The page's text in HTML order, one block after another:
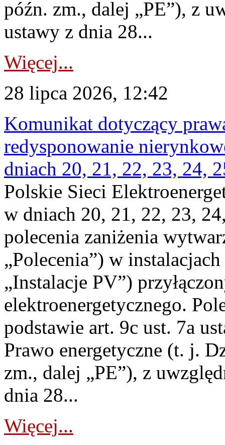
późn. zm., dalej „PE”), z
ustawy z dnia 28...
Więcej...
28 lipca 2026, 12:42
Komunikat dotyczący
redysponowanie
dniach 20, 21, 22, 23, 24,
Polskie Sieci
w dniach 20, 21, 22, 23,
polecenia zaniżenia
„Polecenia”) w
„Instalacje PV”)
elektroenergetycznego.
podstawie art. 9c ust. 7a
Prawo energetyczne (t. j.
zm., dalej „PE”), z
dnia 28...
Więcej...